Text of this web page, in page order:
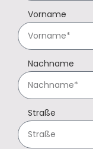
Vorname
Nachname
Straße